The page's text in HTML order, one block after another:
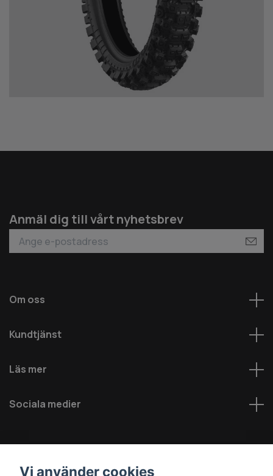
Anmäl dig till vårt nyhetsbrev
Om oss
Kundtjänst
Läs mer
Sociala medier
Vi använder cookies